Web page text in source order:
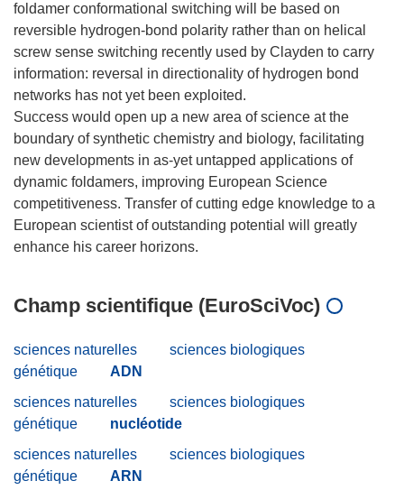
foldamer conformational switching will be based on
reversible hydrogen-bond polarity rather than on helical
screw sense switching recently used by Clayden to carry
information: reversal in directionality of hydrogen bond
networks has not yet been exploited.
Success would open up a new area of science at the
boundary of synthetic chemistry and biology, facilitating
new developments in as-yet untapped applications of
dynamic foldamers, improving European Science
competitiveness. Transfer of cutting edge knowledge to a
European scientist of outstanding potential will greatly
Champ scientifique (EuroSciVoc)
sciences naturelles
sciences biologiques
génétique
ADN
sciences naturelles
sciences biologiques
génétique
nucléotide
sciences naturelles
sciences biologiques
génétique
ARN